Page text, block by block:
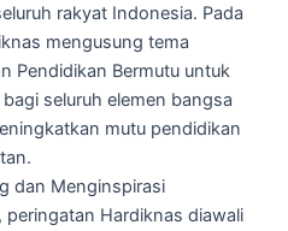
rakyat Indonesia. Pada
mengusung tema
Pendidikan Bermutu untuk
seluruh elemen bangsa
mutu pendidikan
dan Menginspirasi
peringatan Hardiknas diawali